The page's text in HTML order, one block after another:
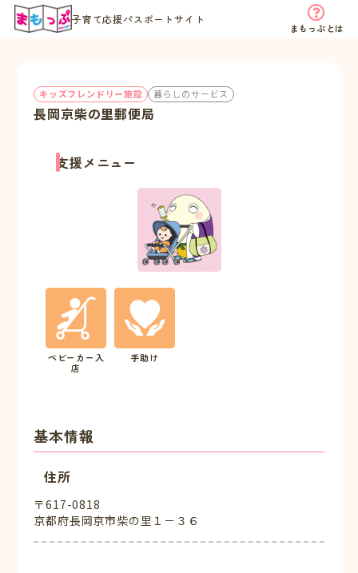
子育て応援パスポートサイト
まもっぷとは
キッズフレンドリー施設 暮らしのサービス
長岡京柴の里郵便局
支援メニュー
ベビーカー入
店
手助け
基本情報
住所
〒617-0818
京都府長岡京市柴の里１－３６